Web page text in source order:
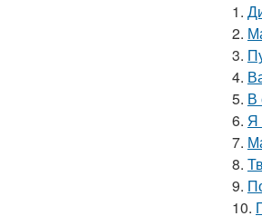
1.
2.
3.
4.
5. В
6. Я
7.
8.
9.
10.